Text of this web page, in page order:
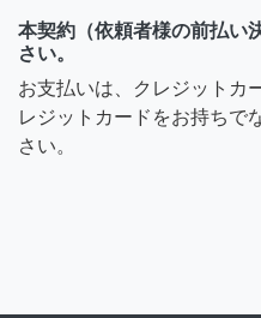
本契約（依頼者様の前払い
さい。
お支払いは、クレジットカ
レジットカードをお持ちで
さい。